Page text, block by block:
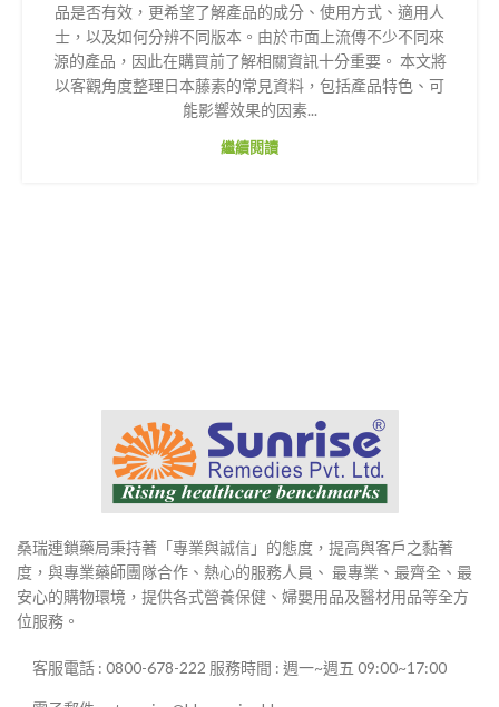
品是否有效，更希望了解產品的成分、使用方式、適用人
士，以及如何分辨不同版本。由於市面上流傳不少不同來
源的產品，因此在購買前了解相關資訊十分重要。 本文將
以客觀角度整理日本藤素的常見資料，包括產品特色、可
能影響效果的因素...
繼續閱讀
桑瑞連鎖藥局秉持著「專業與誠信」的態度，提高與客戶之黏著
度，與專業藥師團隊合作、熱心的服務人員、 最專業、最齊全、最
安心的購物環境，提供各式營養保健、婦嬰用品及醫材用品等全方
位服務。
客服電話 : 0800-678-222 服務時間 : 週一~週五 09:00~17:00